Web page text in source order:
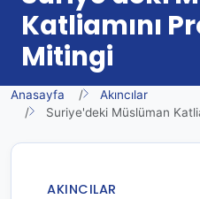
Katliamını
Mitingi
Anasayfa
Akıncılar
Suriye'deki Müslüman
AKINCILAR